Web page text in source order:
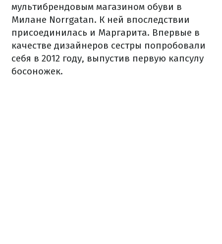
мультибрендовым магазином обуви в
Милане Norrgatan. К ней впоследствии
присоединилась и Маргарита. Впервые в
качестве дизайнеров сестры попробовали
себя в 2012 году, выпустив первую капсулу
босоножек.